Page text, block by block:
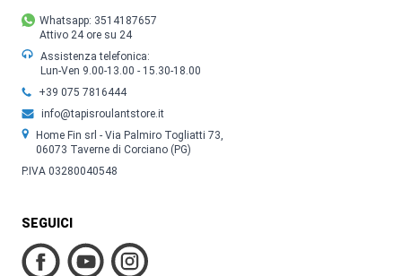
Whatsapp: 3514187657
Attivo 24 ore su 24
Assistenza telefonica:
Lun-Ven 9.00-13.00 - 15.30-18.00
+39 075 7816444
info@tapisroulantstore.it
Home Fin srl - Via Palmiro Togliatti 73,
06073 Taverne di Corciano (PG)
P.IVA 03280040548
SEGUICI